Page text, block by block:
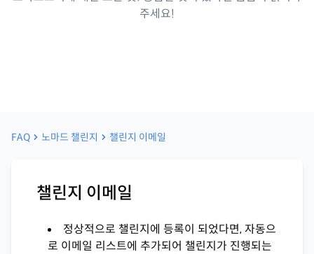
주세요!
FAQ 노마드 챌린지 챌린지 이메일
챌린지 이메일
정상적으로 챌린지에 등록이 되었다면, 자동으
로 이메일 리스트에 추가되어 챌린지가 진행되는